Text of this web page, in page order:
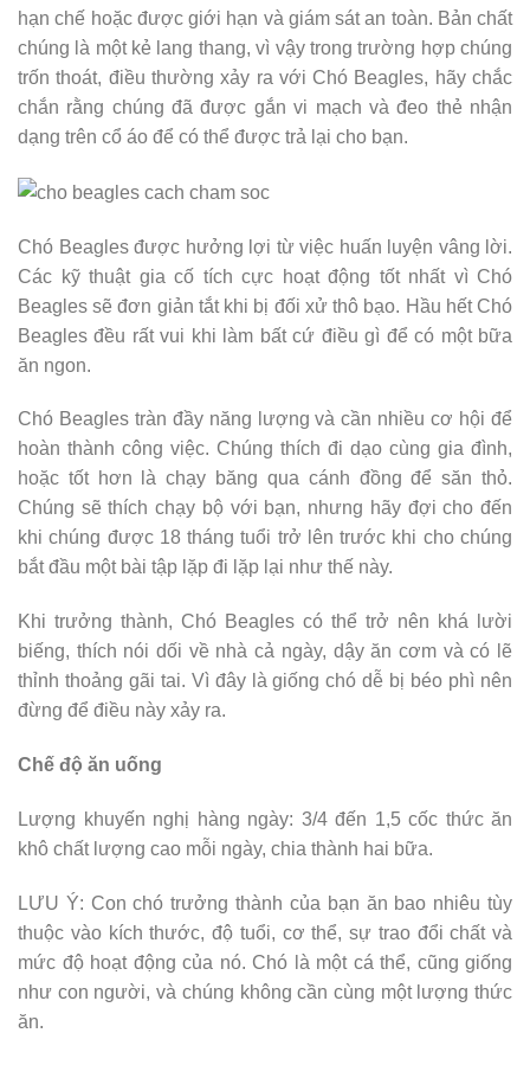
hạn chế hoặc được giới hạn và giám sát an toàn. Bản chất
chúng là một kẻ lang thang, vì vậy trong trường hợp chúng
trốn thoát, điều thường xảy ra với Chó Beagles, hãy chắc
chắn rằng chúng đã được gắn vi mạch và đeo thẻ nhận
dạng trên cổ áo để có thể được trả lại cho bạn.
Chó Beagles được hưởng lợi từ việc huấn luyện vâng lời.
Các kỹ thuật gia cố tích cực hoạt động tốt nhất vì Chó
Beagles sẽ đơn giản tắt khi bị đối xử thô bạo. Hầu hết Chó
Beagles đều rất vui khi làm bất cứ điều gì để có một bữa
ăn ngon.
Chó Beagles tràn đầy năng lượng và cần nhiều cơ hội để
hoàn thành công việc. Chúng thích đi dạo cùng gia đình,
hoặc tốt hơn là chạy băng qua cánh đồng để săn thỏ.
Chúng sẽ thích chạy bộ với bạn, nhưng hãy đợi cho đến
khi chúng được 18 tháng tuổi trở lên trước khi cho chúng
bắt đầu một bài tập lặp đi lặp lại như thế này.
Khi trưởng thành, Chó Beagles có thể trở nên khá lười
biếng, thích nói dối về nhà cả ngày, dậy ăn cơm và có lẽ
thỉnh thoảng gãi tai. Vì đây là giống chó dễ bị béo phì nên
đừng để điều này xảy ra.
Chế độ ăn uống
Lượng khuyến nghị hàng ngày: 3/4 đến 1,5 cốc thức ăn
khô chất lượng cao mỗi ngày, chia thành hai bữa.
LƯU Ý: Con chó trưởng thành của bạn ăn bao nhiêu tùy
thuộc vào kích thước, độ tuổi, cơ thể, sự trao đổi chất và
mức độ hoạt động của nó. Chó là một cá thể, cũng giống
như con người, và chúng không cần cùng một lượng thức
ăn.